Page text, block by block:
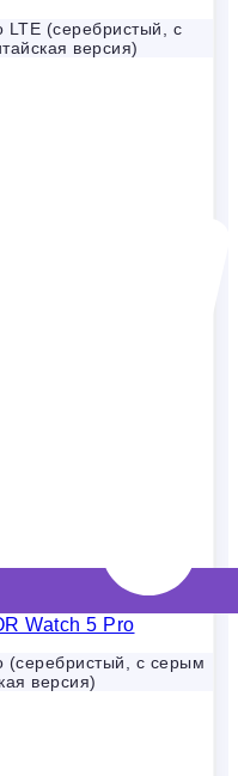
(серебристый, с
версия)
(серебристый, с серым
версия)